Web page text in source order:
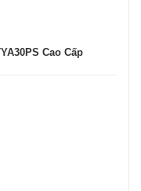
Cao Cấp